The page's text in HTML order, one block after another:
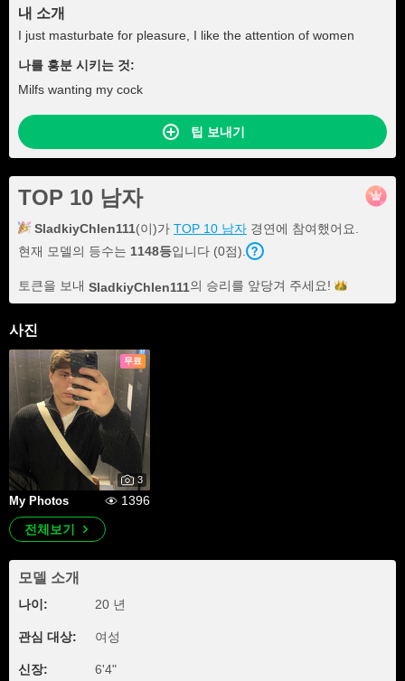
내 소개
I just masturbate for pleasure, I like the attention of women
나를 흥분 시키는 것:
Milfs wanting my cock
팁 보내기
TOP 10 남자
SladkiyChlen111(이)가 TOP 10 남자 경연에 참여했어요.
현재 모델의 등수는 1148등입니다 (0점).
토큰을 보내 SladkiyChlen111의 승리를 앞당겨 주세요!
사진
무료
3
My Photos
1396
전체보기
모델 소개
나이: 20 년
관심 대상: 여성
신장: 6'4"